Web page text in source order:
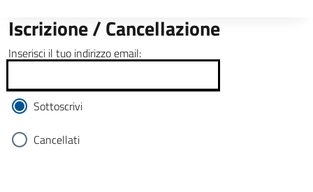
Iscrizione / Cancellazione
Inserisci il tuo indirizzo email:
Sottoscrivi
Cancellati